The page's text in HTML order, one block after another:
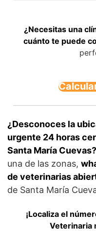
¿Necesitas una
cuánto te puede
¿Desconoces la
urgente 24 horas
Santa María Cuevas?
una de las zonas,
de veterinarias
de Santa María
¡Localiza el
Veterinaria